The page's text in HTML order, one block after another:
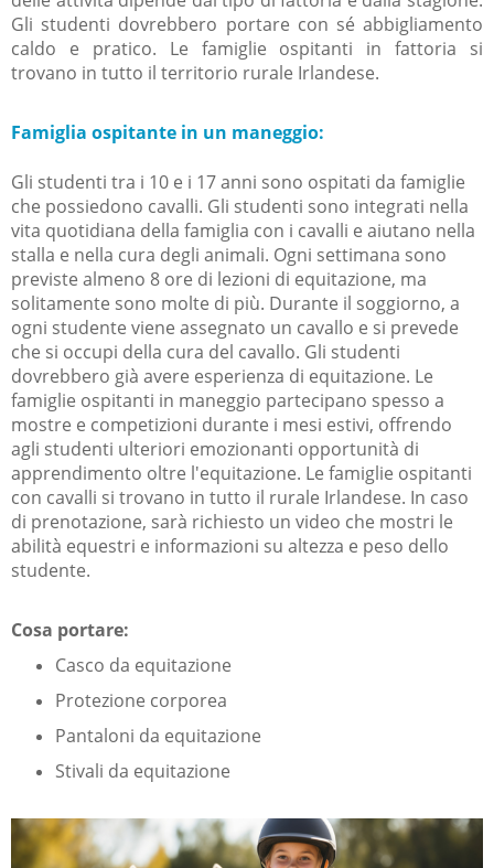
Gli studenti dovrebbero portare con sé abbigliamento
caldo e pratico. Le famiglie ospitanti in fattoria si
trovano in tutto il territorio rurale Irlandese.
Famiglia ospitante in un maneggio:
Gli studenti tra i 10 e i 17 anni sono ospitati da famiglie
che possiedono cavalli. Gli studenti sono integrati nella
vita quotidiana della famiglia con i cavalli e aiutano nella
stalla e nella cura degli animali. Ogni settimana sono
previste almeno 8 ore di lezioni di equitazione, ma
solitamente sono molte di più. Durante il soggiorno, a
ogni studente viene assegnato un cavallo e si prevede
che si occupi della cura del cavallo. Gli studenti
dovrebbero già avere esperienza di equitazione. Le
famiglie ospitanti in maneggio partecipano spesso a
mostre e competizioni durante i mesi estivi, offrendo
agli studenti ulteriori emozionanti opportunità di
apprendimento oltre l'equitazione. Le famiglie ospitanti
con cavalli si trovano in tutto il rurale Irlandese. In caso
di prenotazione, sarà richiesto un video che mostri le
abilità equestri e informazioni su altezza e peso dello
studente.
Cosa portare:
Casco da equitazione
Protezione corporea
Pantaloni da equitazione
Stivali da equitazione